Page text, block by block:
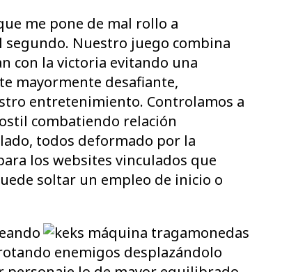
me pone de mal rollo a
Nuestro juego combina
con la victoria evitando una
mayormente desafiante,
entretenimiento. Controlamos a
combatiendo relación
todos deformado por la
los websites vinculados que
soltar un empleo de inicio o
enemigos desplazándolo